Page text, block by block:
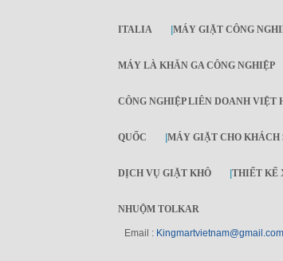
ITALIA |MÁY GIẶT CÔNG
MÁY LÀ KHĂN GA CÔNG NGHIỆP
CÔNG NGHIỆP LIÊN DOANH VIỆT
QUỐC |MÁY GIẶT CHO KHÁCH
DỊCH VỤ GIẶT KHÔ |THIẾT KẾ
NHUỘM TOLKAR
Email :